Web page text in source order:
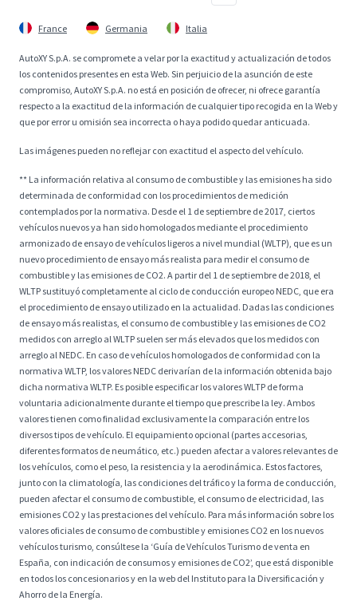
France Germania Italia
AutoXY S.p.A. se compromete a velar por la exactitud y actualización de todos
los contenidos presentes en esta Web. Sin perjuicio de la asunción de este
compromiso, AutoXY S.p.A. no está en posición de ofrecer, ni ofrece garantía
respecto a la exactitud de la información de cualquier tipo recogida en la Web y
que por error u omisión sea incorrecta o haya podido quedar anticuada.
Las imágenes pueden no reflejar con exactitud el aspecto del vehículo.
** La información relativa al consumo de combustible y las emisiones ha sido
determinada de conformidad con los procedimientos de medición
contemplados por la normativa. Desde el 1 de septiembre de 2017, ciertos
vehículos nuevos ya han sido homologados mediante el procedimiento
armonizado de ensayo de vehículos ligeros a nivel mundial (WLTP), que es un
nuevo procedimiento de ensayo más realista para medir el consumo de
combustible y las emisiones de CO2. A partir del 1 de septiembre de 2018, el
WLTP sustituyó completamente al ciclo de conducción europeo NEDC, que era
el procedimiento de ensayo utilizado en la actualidad. Dadas las condiciones
de ensayo más realistas, el consumo de combustible y las emisiones de CO2
medidos con arreglo al WLTP suelen ser más elevados que los medidos con
arreglo al NEDC. En caso de vehículos homologados de conformidad con la
normativa WLTP, los valores NEDC derivarían de la información obtenida bajo
dicha normativa WLTP. Es posible especificar los valores WLTP de forma
voluntaria adicionalmente durante el tiempo que prescribe la ley. Ambos
valores tienen como finalidad exclusivamente la comparación entre los
diversos tipos de vehículo. El equipamiento opcional (partes accesorias,
diferentes formatos de neumático, etc.) pueden afectar a valores relevantes de
los vehículos, como el peso, la resistencia y la aerodinámica. Estos factores,
junto con la climatología, las condiciones del tráfico y la forma de conducción,
pueden afectar el consumo de combustible, el consumo de electricidad, las
emisiones CO2 y las prestaciones del vehículo. Para más información sobre los
valores oficiales de consumo de combustible y emisiones CO2 en los nuevos
vehículos turismo, consúltese la ‘Guía de Vehículos Turismo de venta en
España, con indicación de consumos y emisiones de CO2’, que está disponible
en todos los concesionarios y en la web del Instituto para la Diversificación y
Ahorro de la Energía.